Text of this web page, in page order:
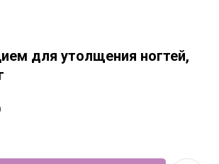
для утолщения ногтей,